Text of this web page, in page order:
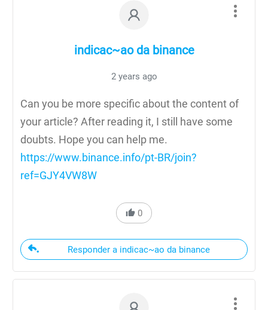
indicac~ao da binance
2 years ago
Can you be more specific about the content of
your article? After reading it, I still have some
doubts. Hope you can help me.
https://www.binance.info/pt-BR/join?
ref=GJY4VW8W
0
Responder a indicac~ao da binance